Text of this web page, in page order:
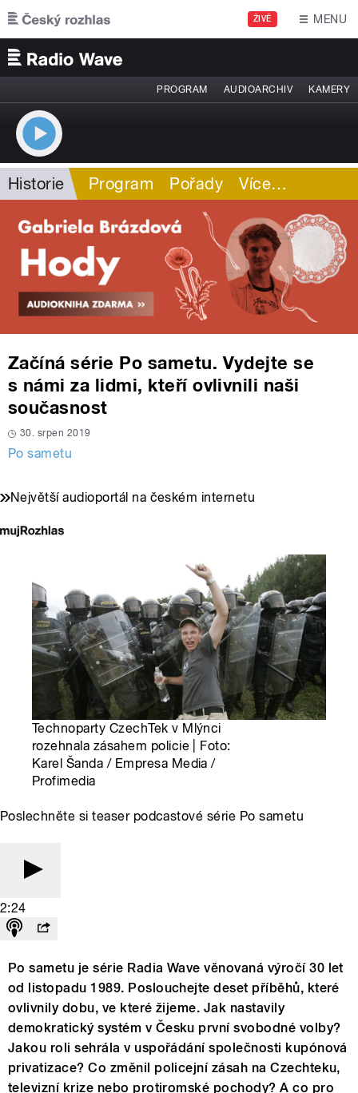
Přejít k hlavnímu obsahu
ŽIVĚ MENU
PROGRAM AUDIOARCHIV KAMERY
Historie Program Pořady Více…
Začíná série Po sametu. Vydejte se
s námi za lidmi, kteří ovlivnili naši
současnost
30. srpen 2019
Po sametu
Největší audioportál na českém internetu
Technoparty CzechTek v Mlýnci
rozehnala zásahem policie | Foto:
Karel Šanda / Empresa Media /
Profimedia
Poslechněte si teaser podcastové série Po sametu
2:24
Po sametu je série Radia Wave věnovaná výročí 30 let
od listopadu 1989. Poslouchejte deset příběhů, které
ovlivnily dobu, ve které žijeme. Jak nastavily
demokratický systém v Česku první svobodné volby?
Jakou roli sehrála v uspořádání společnosti kupónová
privatizace? Co změnil policejní zásah na Czechteku,
televizní krize nebo protiromské pochody? A co pro